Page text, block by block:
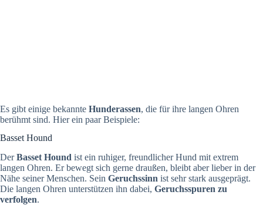
Es gibt einige bekannte Hunderassen, die für ihre langen Ohren
berühmt sind. Hier ein paar Beispiele:
Basset Hound
DerBasset Hound ist ein ruhiger, freundlicher Hund mit extrem
langen Ohren. Er bewegt sich gerne draußen, bleibt aber lieber in der
Nähe seiner Menschen. Sein Geruchssinn ist sehr stark ausgeprägt.
Die langen Ohren unterstützen ihn dabei, Geruchsspuren zu
verfolgen.